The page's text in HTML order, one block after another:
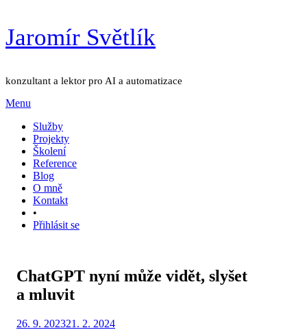
Přejít
k
Jaromír Světlík
konzultant a lektor pro AI a automatizace
Menu
Služby
Projekty
Školení
Reference
Blog
O mně
Kontakt
•
Přihlásit se
ChatGPT nyní může vidět, slyšet
a mluvit
Autor Jaromír Světlík
Zveřejněno
26. 9. 202321. 2. 2024